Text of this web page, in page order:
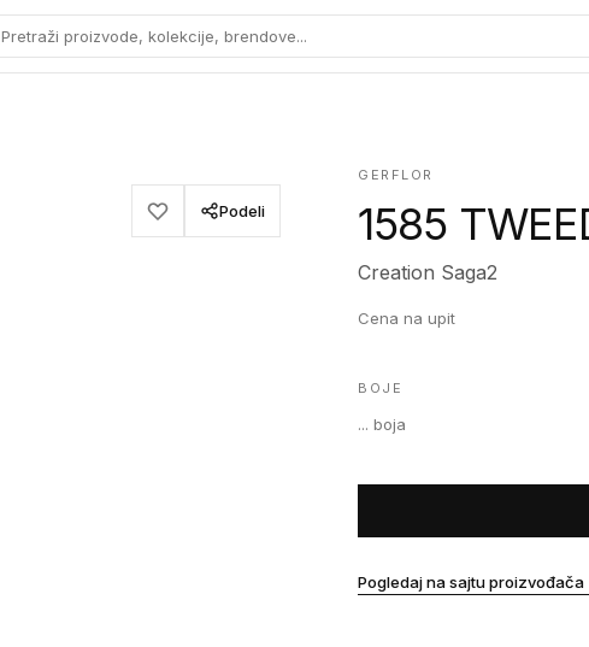
Pretraži proizvode, kolekcije, brendove...
Podeli
GERFLOR
1585
Creation Saga2
Cena na upit
BOJE
... boja
Pogledaj na sajtu proizvođača